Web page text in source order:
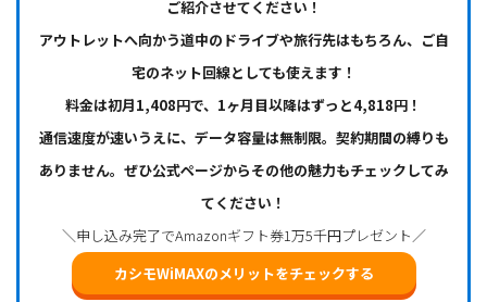
ご紹介させてください！
アウトレットへ向かう道中のドライブや旅行先はもちろん、ご自
宅のネット回線としても使えます！
料金は初月1,408円で、1ヶ月目以降はずっと4,818円！
通信速度が速いうえに、データ容量は無制限。契約期間の縛りも
ありません。ぜひ公式ページからその他の魅力もチェックしてみ
てください！
＼申し込み完了でAmazonギフト券1万5千円プレゼント／
カシモWiMAXのメリットをチェックする